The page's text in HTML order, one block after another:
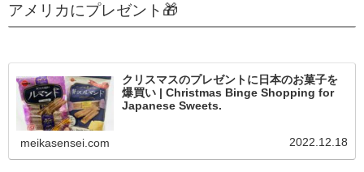
アメリカにプレゼント🎁
クリスマスのプレゼントに日本のお菓子を
爆買い | Christmas Binge Shopping for
Japanese Sweets.
meikasensei.com 2022.12.18